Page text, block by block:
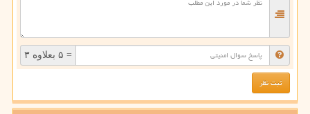
= ۵ بعلاوه ۳